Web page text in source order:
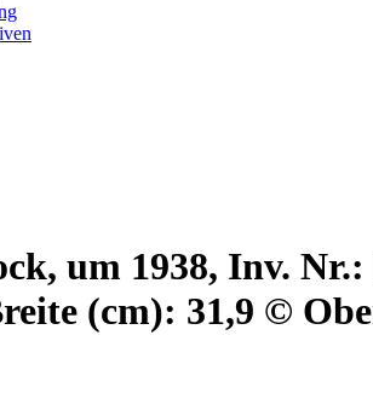
um 1938, Inv.
(cm): 31,9 ©